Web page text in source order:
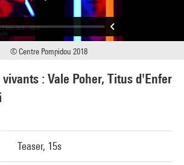
: Vale Poher, Titus d'Enfer
Teaser, 15s
© Centre Pompidou 2018